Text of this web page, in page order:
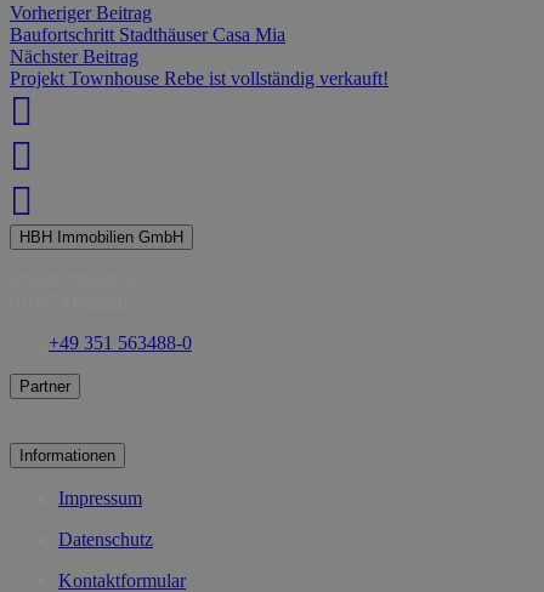
Vorheriger Beitrag
Baufortschritt Stadthäuser Casa Mia
Nächster Beitrag
Projekt Townhouse Rebe ist vollständig verkauft!
HBH Immobilien GmbH
+49 351 563488-0
Partner
Informationen
Impressum
Datenschutz
Kontaktformular